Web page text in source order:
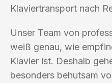
Klaviertransport nach
Unser Team von
weiß genau, wie
Klavier ist. Deshalb
besonders behutsam